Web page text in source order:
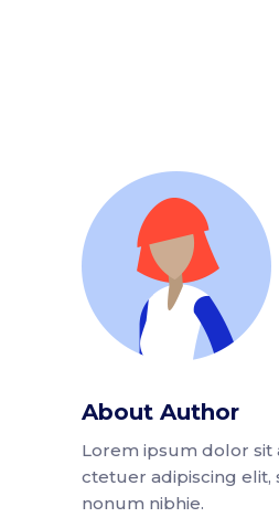
About Author
Lorem ipsum dolor sit
ctetuer adipiscing elit,
nonum nibhie.